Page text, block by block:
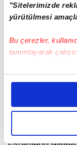
"Sitelerimizde
yürütülmesi
Bu çerezler,
tanımlayarak
Bu çerezlere izin
daha iyi reklam
amacımızın size
olduğunu ve
elimizden gelen
"GÖRKEM"Lİ
Ekranların